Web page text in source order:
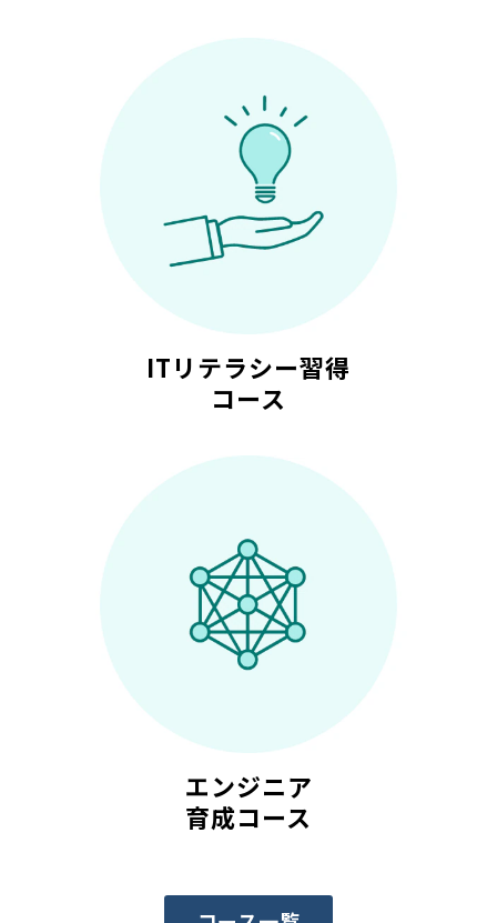
ITリテラシー習得
コース
エンジニア
育成コース